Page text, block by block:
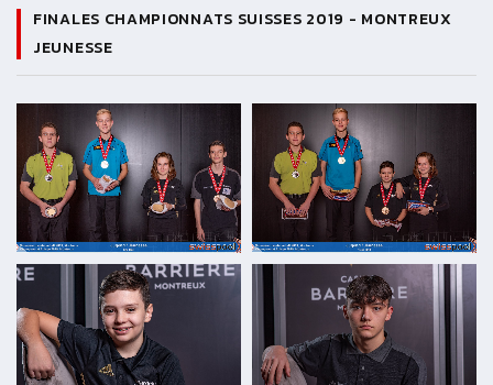
FINALES CHAMPIONNATS SUISSES 2019 - MONTREUX
JEUNESSE